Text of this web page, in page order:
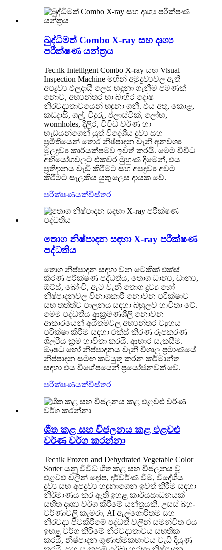
බුද්ධිමත් Combo X-ray සහ දෘශ්‍ය
පරීක්ෂණ යන්ත්‍රය
Techik Intelligent Combo X-ray සහ Visual
Inspection Machine මඟින් අමුද්‍රව්‍යවල ඇති
අපද්‍රව්‍ය ඵලදායී ලෙස හඳුනා ගැනීම පමණක්
නොව, අභ්‍යන්තර හා බාහිර දෝෂ
නිරවද්‍යතාවයෙන් හඳුනා ගනී. එය අතු, කොළ,
කඩදාසි, ගල්, වීදුරු, ප්ලාස්ටික්, ලෝහ,
wormholes, දිලීර, විවිධ වර්ණ හා
හැඩයන්ගෙන් යුත් විදේශීය ද්‍රව්‍ය සහ
ප්‍රමිතියෙන් තොර නිෂ්පාදන වැනි අනවශ්‍ය
මූලද්‍රව්‍ය කාර්යක්ෂමව ඉවත් කරයි. මෙම විවිධ
අභියෝගවලට එකවර මුහුණ දීමෙන්, එය
ප්‍රතිදානය වැඩි කිරීමට සහ අපද්‍රව්‍ය අවම
කිරීමට සැලකිය යුතු ලෙස දායක වේ.
පරීක්ෂණයක්විස්තර
තොග නිෂ්පාදන සඳහා X-ray පරීක්ෂණ
පද්ධතිය
තොග නිෂ්පාදන සඳහා වන ටෙකික් එක්ස්
කිරණ පරීක්ෂණ පද්ධතිය, තොග ධාන්‍ය, ධාන්‍ය,
ඕට්ස්, බෝංචි, ඇට වැනි තොග ද්‍රව්‍ය හෝ
නිෂ්පාදනවල විනාශකාරී නොවන පරීක්ෂාව
සහ තත්ත්ව පාලනය සඳහා බහුලව භාවිතා වේ.
මෙම පද්ධතිය ආක්‍රමණශීලී නොවන
ආකාරයෙන් අයිතමවල අභ්‍යන්තර ව්‍යුහය
පරීක්ෂා කිරීම සඳහා එක්ස් කිරණ රූපකරණ
ශිල්පීය ක්‍රම භාවිතා කරයි. ආහාර සැකසීම,
ඖෂධ හෝ නිෂ්පාදනය වැනි විශාල ප්‍රමාණයේ
නිෂ්පාදන සමඟ කටයුතු කරන කර්මාන්ත
සඳහා එය විශේෂයෙන් ප්‍රයෝජනවත් වේ.
පරීක්ෂණයක්විස්තර
ශීත කළ සහ විජලනය කළ එළවළු
වර්ණ වර්ග කරන්නා
Techik Frozen and Dehydrated Vegetable Color
Sorter යනු විවිධ ශීත කළ සහ විජලනය වූ
එළවළු වලින් දෝෂ, දුර්වර්ණ වීම, විදේශීය
ද්‍රව්‍ය සහ අපද්‍රව්‍ය හඳුනාගෙන ඉවත් කිරීම සඳහා
නිර්මාණය කර ඇති ඉහළ කාර්යසාධනයක්
සහිත දෘශ්‍ය වර්ග කිරීමේ යන්ත්‍රයකි. උසස් බහු-
වර්ණාවලි කැමරා, AI ඇල්ගොරිතම සහ
නිරවද්‍ය පිටකිරීමේ පද්ධති වලින් සමන්විත එය
ඉහළ වර්ග කිරීමේ නිරවද්‍යතාවය සහතික
කරයි, නිෂ්පාදන ගුණාත්මකභාවය වැඩි දියුණු